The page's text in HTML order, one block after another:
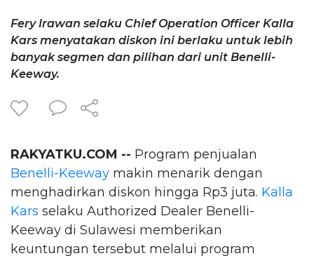
Fery Irawan selaku Chief Operation Officer Kalla
Kars menyatakan diskon ini berlaku untuk lebih
banyak segmen dan pilihan dari unit Benelli-
Keeway.
RAKYATKU.COM -- Program penjualan
Benelli-Keeway makin menarik dengan
menghadirkan diskon hingga Rp3 juta. Kalla
Kars selaku Authorized Dealer Benelli-
Keeway di Sulawesi memberikan
keuntungan tersebut melalui program